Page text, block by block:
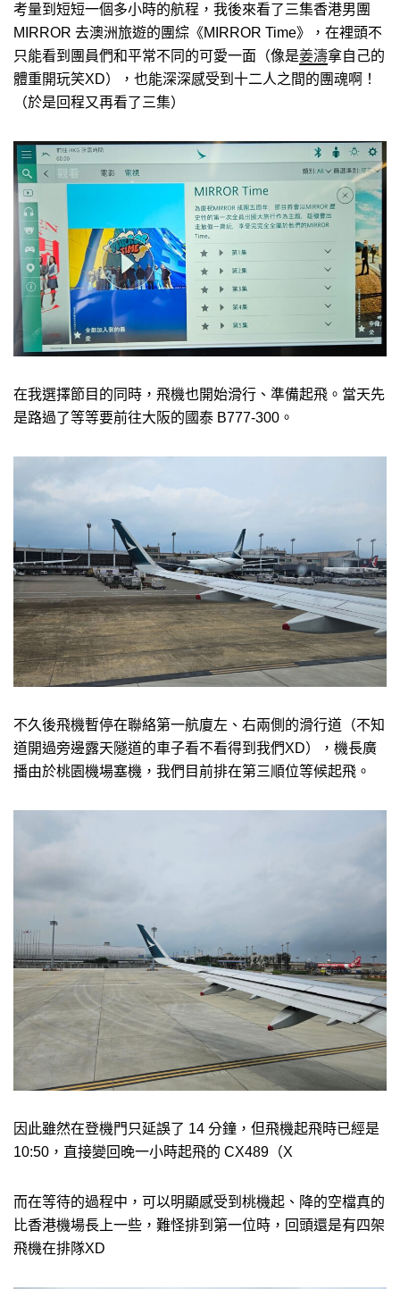
考量到短短一個多小時的航程，我後來看了三集香港男團
MIRROR 去澳洲旅遊的團綜《MIRROR Time》，在裡頭不
只能看到團員們和平常不同的可愛一面（像是姜濤拿自己的
體重開玩笑XD），也能深深感受到十二人之間的團魂啊！
（於是回程又再看了三集）
在我選擇節目的同時，飛機也開始滑行、準備起飛。當天先
是路過了等等要前往大阪的國泰 B777-300。
不久後飛機暫停在聯絡第一航廈左、右兩側的滑行道（不知
道開過旁邊露天隧道的車子看不看得到我們XD），機長廣
播由於桃園機場塞機，我們目前排在第三順位等候起飛。
因此雖然在登機門只延誤了 14 分鐘，但飛機起飛時已經是
10:50，直接變回晚一小時起飛的 CX489（X
而在等待的過程中，可以明顯感受到桃機起、降的空檔真的
比香港機場長上一些，難怪排到第一位時，回頭還是有四架
飛機在排隊XD